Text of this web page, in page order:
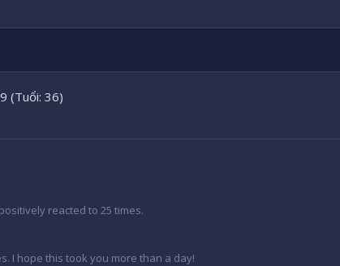
(Tuổi: 36)
reacted to 25 times.
I hope this took you more than a day!